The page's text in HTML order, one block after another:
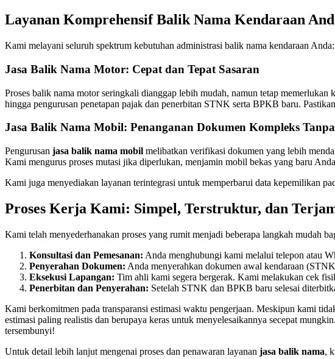
Layanan Komprehensif Balik Nama Kendaraan
Kami melayani seluruh spektrum kebutuhan administrasi balik nama kendaraan Anda:
Jasa Balik Nama Motor: Cepat dan Tepat Sasaran
Proses balik nama motor seringkali dianggap lebih mudah, namun tetap
hingga pengurusan penetapan pajak dan penerbitan STNK serta BPKB baru.
Jasa Balik Nama Mobil: Penanganan Dokumen Kompleks
Pengurusan jasa balik nama mobil melibatkan verifikasi dokumen yang lebih
Kami mengurus proses mutasi jika diperlukan, menjamin mobil bekas yang baru
Kami juga menyediakan layanan terintegrasi untuk memperbarui data kepemilikan
Proses Kerja Kami: Simpel, Terstruktur, dan
Kami telah menyederhanakan proses yang rumit menjadi beberapa langkah mudah
Konsultasi dan Pemesanan: Anda menghubungi kami melalui telepon atau
Penyerahan Dokumen: Anda menyerahkan dokumen awal kendaraan
Eksekusi Lapangan: Tim ahli kami segera bergerak. Kami melakukan cek
Penerbitan dan Penyerahan: Setelah STNK dan BPKB baru selesai
Kami berkomitmen pada transparansi estimasi waktu pengerjaan. Meskipun kami
estimasi paling realistis dan berupaya keras untuk menyelesaikannya secepat
tersembunyi!
Untuk detail lebih lanjut mengenai proses dan penawaran layanan jasa balik nama,